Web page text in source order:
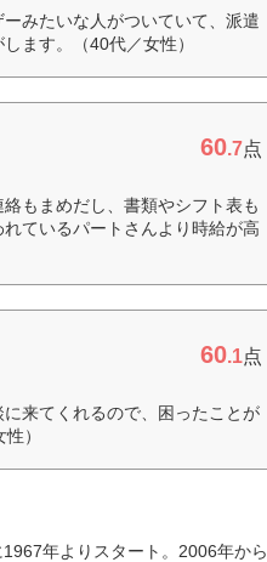
みたいな人がついていて、派遣
ます。（40代／女性）
60.7点
もまめだし、書類やシフト表も
ているパートさんより時給が高
60.1点
来てくれるので、困ったことが
）
年よりスタート。2006年から